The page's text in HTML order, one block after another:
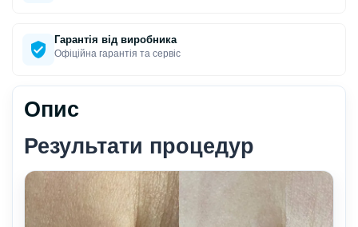
Гарантія від виробника
Офіційна гарантія та сервіс
Опис
Результати процедур